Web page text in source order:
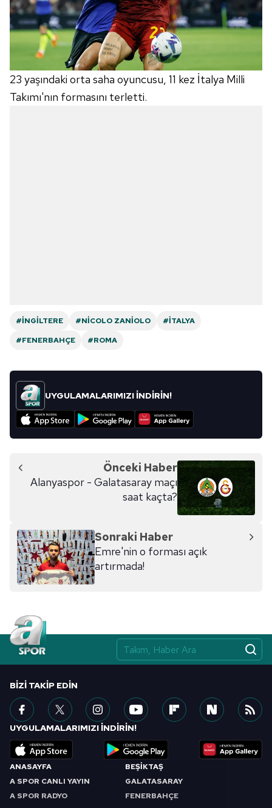
23 yaşındaki orta saha oyuncusu, 11 kez İtalya Milli
Takımı'nın formasını terletti.
#İNGILTERE #NICOLO ZANIOLO
#İTALYA
#FENERBAHÇE
#ROMA
UYGULAMALARIMIZI İNDİRİN!
Önceki Haber
Alanyaspor - Galatasaray maçı
saat kaçta?
Sonraki Haber
Emre'nin o forması açık
artırmada!
ANASAYFA
A SPOR CANLI YAYIN
A SPOR RADYO
BEŞİKTAŞ
GALATASARAY
FENERBAHÇE
BIZI TAKIP EDIN
UYGULAMALARIMIZI İNDİRİN!